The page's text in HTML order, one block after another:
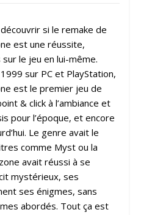
si le remake de
est une réussite,
le jeu en lui-même.
sur PC et PlayStation,
est le premier jeu de
& click à l’ambiance et
pour l’époque, et encore
Le genre avait le
comme Myst ou la
avait réussi à se
mystérieux, ses
ses énigmes, sans
abordés. Tout ça est